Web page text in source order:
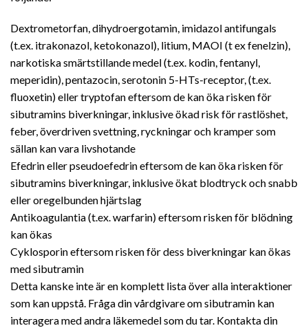
Dextrometorfan, dihydroergotamin, imidazol antifungals
(t.ex. itrakonazol, ketokonazol), litium, MAOI (t ex fenelzin),
narkotiska smärtstillande medel (t.ex. kodin, fentanyl,
meperidin), pentazocin, serotonin 5-HTs-receptor, (t.ex.
fluoxetin) eller tryptofan eftersom de kan öka risken för
sibutramins biverkningar, inklusive ökad risk för rastlöshet,
feber, överdriven svettning, ryckningar och kramper som
sällan kan vara livshotande
Efedrin eller pseudoefedrin eftersom de kan öka risken för
sibutramins biverkningar, inklusive ökat blodtryck och snabb
eller oregelbunden hjärtslag
Antikoagulantia (t.ex. warfarin) eftersom risken för blödning
kan ökas
Cyklosporin eftersom risken för dess biverkningar kan ökas
med sibutramin
Detta kanske inte är en komplett lista över alla interaktioner
som kan uppstå. Fråga din vårdgivare om sibutramin kan
interagera med andra läkemedel som du tar. Kontakta din